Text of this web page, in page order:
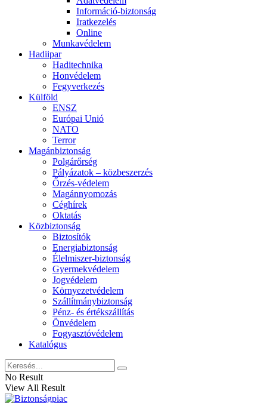
Információ-biztonság
Iratkezelés
Online
Munkavédelem
Hadiipar
Haditechnika
Honvédelem
Fegyverkezés
Külföld
ENSZ
Európai Unió
NATO
Terror
Magánbiztonság
Polgárőrség
Pályázatok – közbeszerzés
Őrzés-védelem
Magánnyomozás
Céghírek
Oktatás
Közbiztonság
Biztosítók
Energiabiztonság
Élelmiszer-biztonság
Gyermekvédelem
Jogvédelem
Környezetvédelem
Szállítmánybiztonság
Pénz- és értékszállítás
Önvédelem
Fogyasztóvédelem
Katalógus
No Result
View All Result